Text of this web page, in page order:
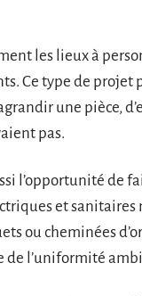
les lieux à
Ce type de projet
une pièce,
pas.
l’opportunité de
et sanitaires
ou cheminées
de l’uniformité